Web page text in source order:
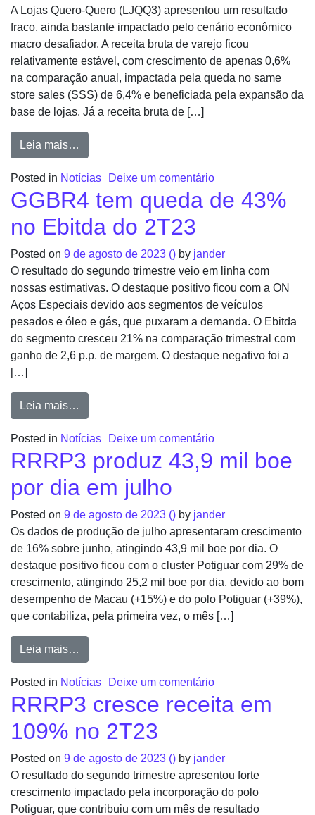
A Lojas Quero-Quero (LJQQ3) apresentou um resultado
fraco, ainda bastante impactado pelo cenário econômico
macro desafiador. A receita bruta de varejo ficou
relativamente estável, com crescimento de apenas 0,6%
na comparação anual, impactada pela queda no same
store sales (SSS) de 6,4% e beneficiada pela expansão da
base de lojas. Já a receita bruta de […]
Leia mais…
Posted in Notícias Deixe um comentário
GGBR4 tem queda de 43%
no Ebitda do 2T23
Posted on 9 de agosto de 2023 () by jander
O resultado do segundo trimestre veio em linha com
nossas estimativas. O destaque positivo ficou com a ON
Aços Especiais devido aos segmentos de veículos
pesados e óleo e gás, que puxaram a demanda. O Ebitda
do segmento cresceu 21% na comparação trimestral com
ganho de 2,6 p.p. de margem. O destaque negativo foi a
[…]
Leia mais…
Posted in Notícias Deixe um comentário
RRRP3 produz 43,9 mil boe
por dia em julho
Posted on 9 de agosto de 2023 () by jander
Os dados de produção de julho apresentaram crescimento
de 16% sobre junho, atingindo 43,9 mil boe por dia. O
destaque positivo ficou com o cluster Potiguar com 29% de
crescimento, atingindo 25,2 mil boe por dia, devido ao bom
desempenho de Macau (+15%) e do polo Potiguar (+39%),
que contabiliza, pela primeira vez, o mês […]
Leia mais…
Posted in Notícias Deixe um comentário
RRRP3 cresce receita em
109% no 2T23
Posted on 9 de agosto de 2023 () by jander
O resultado do segundo trimestre apresentou forte
crescimento impactado pela incorporação do polo
Potiguar, que contribuiu com um mês de resultado